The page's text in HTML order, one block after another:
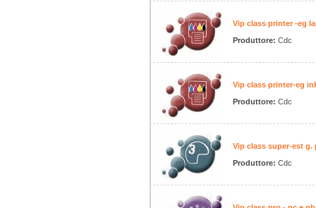
Vip class printer -eg
Produttore: Cdc
Vip class printer-eg
Produttore: Cdc
Vip class super-est g.
Produttore: Cdc